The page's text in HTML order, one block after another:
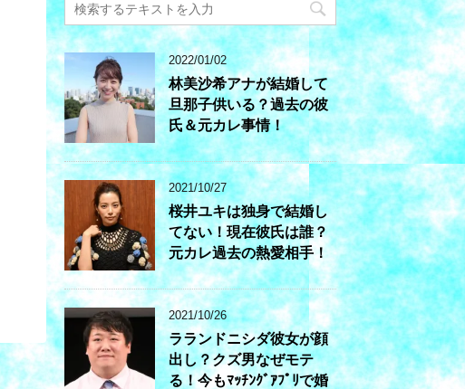
2022/01/02
林美沙希アナが結婚して
旦那子供いる？過去の彼
氏＆元カレ事情！
2021/10/27
桜井ユキは独身で結婚し
てない！現在彼氏は誰？
元カレ過去の熱愛相手！
2021/10/26
ラランドニシダ彼女が顔
出し？クズ男なぜモテ
る！今もﾏｯﾁﾝｸﾞｱﾌﾟﾘで婚